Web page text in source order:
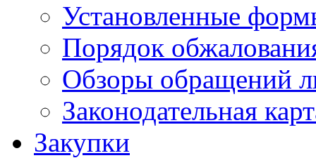
Установленные
Порядок
Обзоры обращений
Законодательная
Закупки